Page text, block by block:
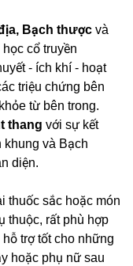
Bạch thược và
cổ truyền
- ích khí - hoạt
triệu chứng bên
từ bên trong.
thang với sự kết
và Bạch
diện.
thuốc sắc hoặc món
thuộc, rất phù hợp
trợ tốt cho những
hoặc phụ nữ sau